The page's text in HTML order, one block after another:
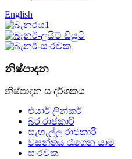
English
නිෂ්පාදන
නිෂ්පාදන සංදර්ශකය
එයාර් ලින්කර්
බර රාජකාරි
සැහැල්ලු රාජකාරි
වසන්තය රැගෙන යාම
සංරචක